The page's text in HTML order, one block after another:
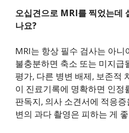
오십견으로 MRI를 찍었는데
나요?
MRI는 항상 필수 검사는 아니
불충분하면 축소 또는 미지급
평가, 다른 병변 배제, 보존적
이 진료기록에 명확하면 인정
판독지, 의사 소견서에 적응
변의 과다 촬영은 피하는 게